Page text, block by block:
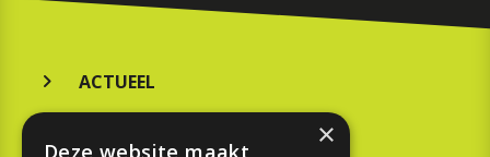
ACTUEEL
×
Deze website maakt